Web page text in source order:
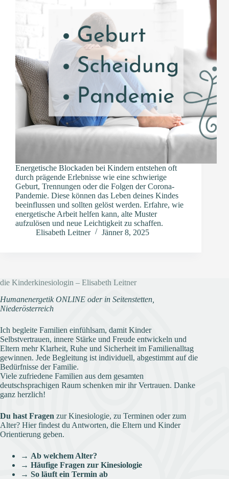
Energetische Blockaden bei Kindern entstehen oft
durch prägende Erlebnisse wie eine schwierige
Geburt, Trennungen oder die Folgen der Corona-
Pandemie. Diese können das Leben deines Kindes
beeinflussen und sollten gelöst werden. Erfahre, wie
energetische Arbeit helfen kann, alte Muster
aufzulösen und neue Leichtigkeit zu schaffen.
Elisabeth Leitner
Jänner 8, 2025
die Kinderkinesiologin – Elisabeth Leitner
Humanenergetik ONLINE oder in Seitenstetten,
Niederösterreich
Ich begleite Familien einfühlsam, damit Kinder
Selbstvertrauen, innere Stärke und Freude entwickeln und
Eltern mehr Klarheit, Ruhe und Sicherheit im Familienalltag
gewinnen. Jede Begleitung ist individuell, abgestimmt auf die
Bedürfnisse der Familie.
Viele zufriedene Familien aus dem gesamten
deutschsprachigen Raum schenken mir ihr Vertrauen. Danke
ganz herzlich!
Du hast Fragen zur Kinesiologie, zu Terminen oder zum
Alter? Hier findest du Antworten, die Eltern und Kinder
Orientierung geben.
→ Ab welchem Alter?
→ Häufige Fragen zur Kinesiologie
→ So läuft ein Termin ab